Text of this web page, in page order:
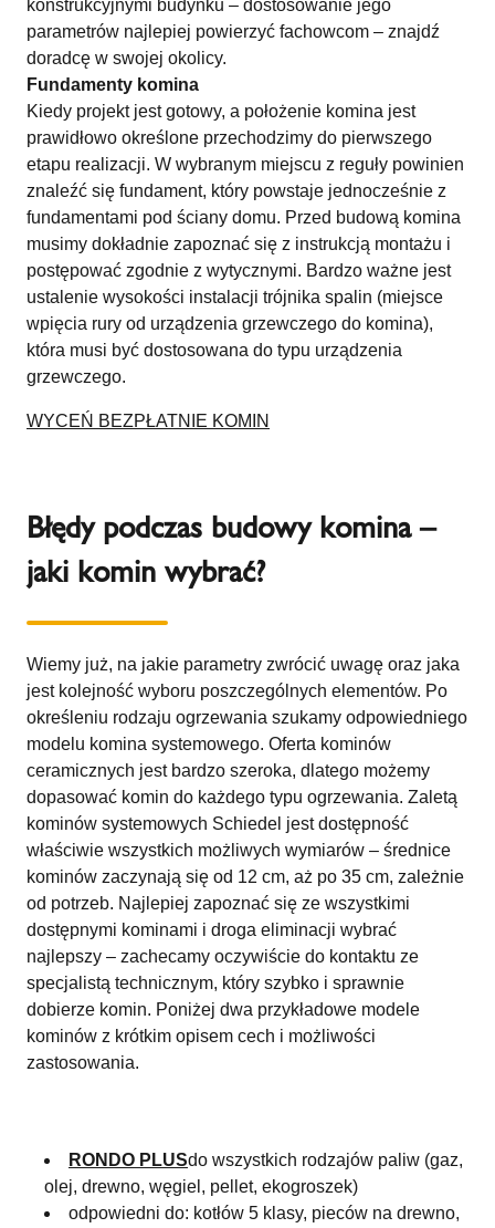
konstrukcyjnymi budynku – dostosowanie jego
parametrów najlepiej powierzyć fachowcom – znajdź
doradcę w swojej okolicy.
Fundamenty komina
Kiedy projekt jest gotowy, a położenie komina jest
prawidłowo określone przechodzimy do pierwszego
etapu realizacji. W wybranym miejscu z reguły powinien
znaleźć się fundament, który powstaje jednocześnie z
fundamentami pod ściany domu. Przed budową komina
musimy dokładnie zapoznać się z instrukcją montażu i
postępować zgodnie z wytycznymi. Bardzo ważne jest
ustalenie wysokości instalacji trójnika spalin (miejsce
wpięcia rury od urządzenia grzewczego do komina),
która musi być dostosowana do typu urządzenia
grzewczego.
WYCEŃ BEZPŁATNIE KOMIN
Błędy podczas budowy komina –
jaki komin wybrać?
Wiemy już, na jakie parametry zwrócić uwagę oraz jaka
jest kolejność wyboru poszczególnych elementów. Po
określeniu rodzaju ogrzewania szukamy odpowiedniego
modelu komina systemowego. Oferta kominów
ceramicznych jest bardzo szeroka, dlatego możemy
dopasować komin do każdego typu ogrzewania. Zaletą
kominów systemowych Schiedel jest dostępność
właściwie wszystkich możliwych wymiarów – średnice
kominów zaczynają się od 12 cm, aż po 35 cm, zależnie
od potrzeb. Najlepiej zapoznać się ze wszystkimi
dostępnymi kominami i droga eliminacji wybrać
najlepszy – zachecamy oczywiście do kontaktu ze
specjalistą technicznym, który szybko i sprawnie
dobierze komin. Poniżej dwa przykładowe modele
kominów z krótkim opisem cech i możliwości
zastosowania.
RONDO PLUSdo wszystkich rodzajów paliw (gaz,
olej, drewno, węgiel, pellet, ekogroszek)
odpowiedni do: kotłów 5 klasy, pieców na drewno,